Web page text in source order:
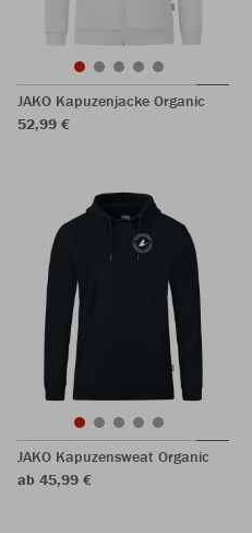
JAKO Kapuzenjacke Organic
52,99 €
JAKO Kapuzensweat Organic
ab 45,99 €